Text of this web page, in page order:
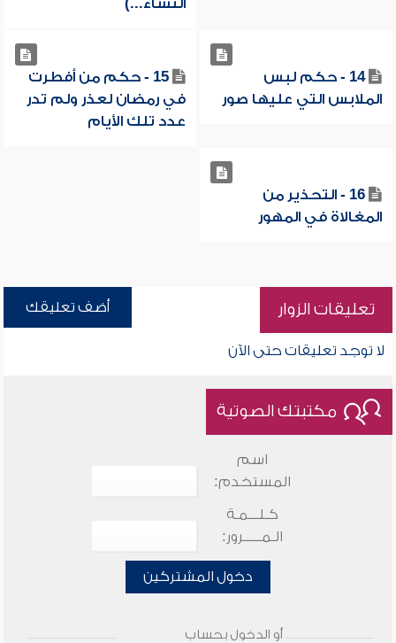
النساء...)
14 - حكم لبس
الملابس التي عليها صور
15 - حكم من أفطرت
في رمضان لعذر ولم تدر
عدد تلك الأيام
16 - التحذير من
المغالاة في المهور
تعليقات الزوار أضف تعليقك
لا توجد تعليقات حتى الآن
مكتبتك الصوتية
اسم
المستخدم:
كـلـــمـة
الـمـــــرور:
دخول المشتركين
أو الدخول بحساب